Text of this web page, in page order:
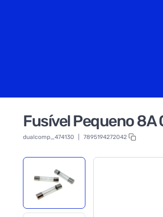
Fusível Pequeno 8A
dualcomp_474130 7895194272042